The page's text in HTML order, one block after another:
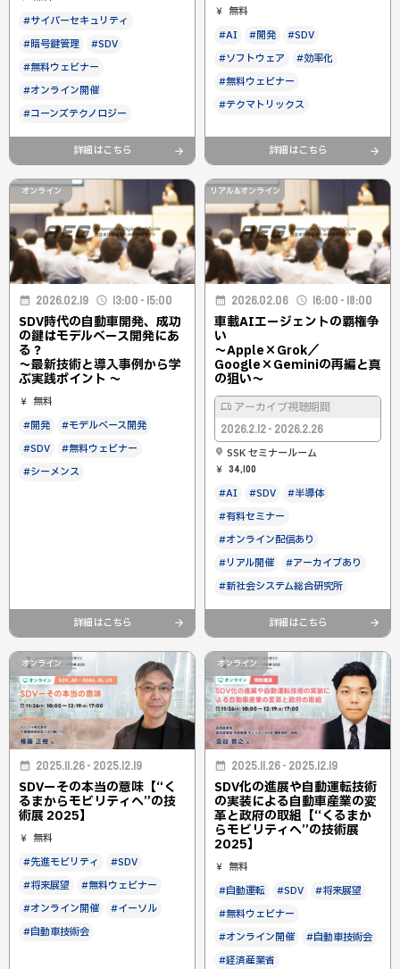
#サイバーセキュリティ
#暗号鍵管理
#SDV
#無料ウェビナー
#オンライン開催
#コーンズテクノロジー
詳細はこちら
無料
#AI #開発
#SDV
#ソフトウェア
#効率化
#無料ウェビナー
#テクマトリックス
詳細はこちら
オンライン
2026.02.19 13:00 - 15:00
SDV時代の自動車開発、成功
の鍵はモデルベース開発にあ
る？
～最新技術と導入事例から学
ぶ実践ポイント ～
無料
#開発
#モデルベース開発
#SDV
#無料ウェビナー
#シーメンス
詳細はこちら
リアル&オンライン
2026.02.06 16:00 - 18:00
車載AIエージェントの覇権争
い
〜Apple×Grok／
Google×Geminiの再編と真
の狙い〜
アーカイブ視聴期間
2026.2.12 - 2026.2.26
SSK セミナールーム
34,100
#AI #SDV
#半導体
#有料セミナー
#オンライン配信あり
#リアル開催
#アーカイブあり
#新社会システム総合研究所
詳細はこちら
オンライン
2025.11.26 - 2025.12.19
SDVーその本当の意味【“く
るまからモビリティへ”の技
術展 2025】
無料
#先進モビリティ
#SDV
#将来展望
#無料ウェビナー
#オンライン開催
#イーソル
#自動車技術会
オンライン
2025.11.26 - 2025.12.19
SDV化の進展や自動運転技術
の実装による自動車産業の変
革と政府の取組【“くるまか
らモビリティへ”の技術展
2025】
無料
#自動運転 #SDV
#将来展望
#無料ウェビナー
#オンライン開催
#自動車技術会
#経済産業省